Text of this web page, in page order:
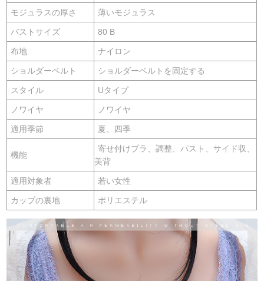
モジュラスの厚さ 薄いモジュラス
バストサイズ 80 B
布地 ナイロン
ショルダーベルト ショルダーベルトを固定する
スタイル Uタイプ
ノワイヤ ノワイヤ
適用季節 夏、四季
機能
寄せ付けブラ、調整、パスト、サイド収、
美背
適用対象者 若い女性
カップの裏地 ポリエステル